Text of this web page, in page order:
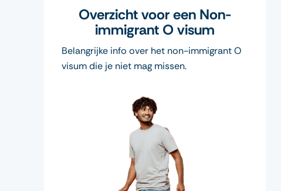
Overzicht voor een Non-
immigrant O visum
Belangrijke info over het non-immigrant O
visum die je niet mag missen.